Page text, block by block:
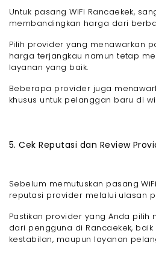
Untuk pasang WiFi Rancaekek,
membandingkan harga dari
Pilih provider yang menawarkan
harga terjangkau namun tetap
layanan yang baik.
Beberapa provider juga
khusus untuk pelanggan baru di
5. Cek Reputasi dan Review
Sebelum memutuskan pasang
reputasi provider melalui ulasan
Pastikan provider yang Anda pilih
dari pengguna di Rancaekek,
kestabilan, maupun layanan